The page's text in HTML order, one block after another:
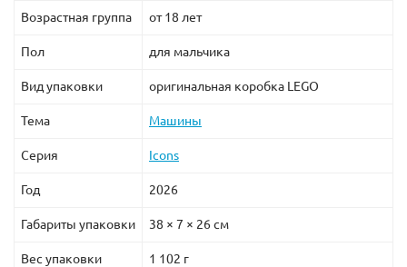
Возрастная группа от 18 лет
Пол для мальчика
Вид упаковки оригинальная коробка LEGO
Тема Машины
Серия Icons
Год 2026
Габариты упаковки 38 × 7 × 26 см
Вес упаковки 1 102 г